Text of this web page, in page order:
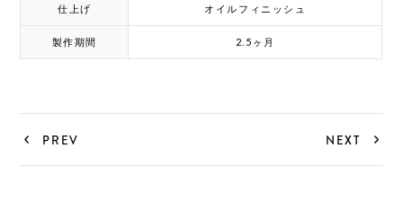
仕上げ オイルフィニッシュ
製作期間 2.5ヶ月
PREV NEXT